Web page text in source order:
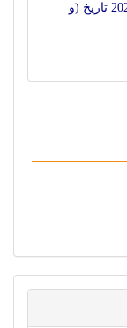
دانلود جدیدترین مقالات ترجمه شده 2024 تاريخ (و